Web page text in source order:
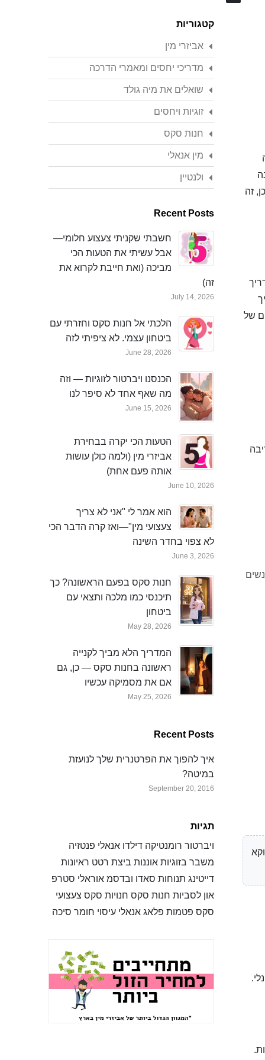
זה
של
קטגוריות
אביזרי מין
מדריכי יחסים ומאמרי הדרכה
שואלים את מיה גולד
זוגיות ויחסים
חנות סקס
מין אנאלי
ולנטיין
Recent Posts
חשבתי שקניתי צעצוע חלומי—
אבל עשיתי את הטעות הכי
מביכה (ואת חייבת לקרוא את
זה)
July 14, 2026
הלכתי אל חנות סקס וחזרתי עם
ביטחון עצמי. לא ציפיתי לזה
June 28, 2026
הכנסנו ויברטור לזוגיות — וזה
מה שאף אחד לא סיפר לנו
June 15, 2026
הטעות הכי יקרה בבחירת
אביזרי מין (ולמה כולן עושות
אותה פעם אחת)
June 10, 2026
הוא אמר לי "אני לא צריך
צעצועי מין"—ואז קרה הדבר הכי
לא צפוי בחדר השינה
June 3, 2026
חנות סקס בפעם הראשונה? כך
תיכנסי כמו מלכה ותצאי עם
ביטחון
May 28, 2026
המדריך הלא מביך לקנייה
ראשונה בחנות סקס — כן, גם
אם את מסמיקה עכשיו
May 25, 2026
Recent Posts
איך להפוך את הפרטנרית שלך לנועזת
במיטה?
September 20, 2016
תגיות
ויברטור רומנטיקה דילדו אנאלי פנטזיה
משבר בזוגיות אוננות ביצת רטט ראיונות
דייטינג תנוחות סאדו ובדסמ אוראלי סטרפ
און לסביות חנות סקס חנויות סקס צעצועי
סקס פטמות פלאג אנאלי עיסוי חומר סיכה